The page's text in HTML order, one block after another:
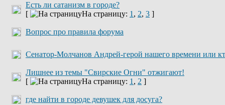
Есть ли сатанизм в городе?
[
На страницу: 1 , 2, 3 ]
Вопрос про правила форума
Сенатор-Молчанов Андрей-герой нашего времени или
Лишнее из темы "Свирские Огни" отжигают!
[
На страницу: 1 , 2 ]
где найти в городе девушек для досуга?